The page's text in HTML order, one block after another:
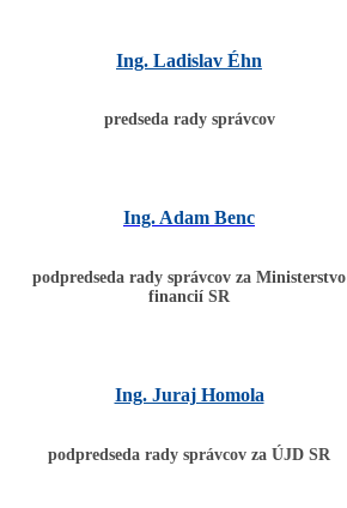
Ing. Ladislav Éhn
predseda rady správcov
Ing. Adam Benc
podpredseda rady správcov za Ministerstvo
financií SR
Ing. Juraj Homola
podpredseda rady správcov za ÚJD SR